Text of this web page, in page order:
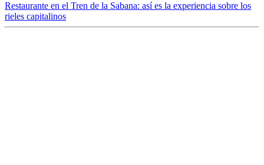
Restaurante en el Tren de la Sabana: así es la experiencia sobre los
rieles capitalinos